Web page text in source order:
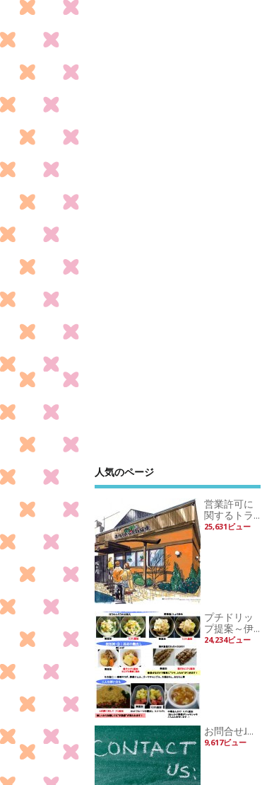
人気のページ
営業許可に
関するトラ...
25,631ビュー
プチドリッ
プ提案～伊...
24,234ビュー
お問合せɺ...
9,617ビュー